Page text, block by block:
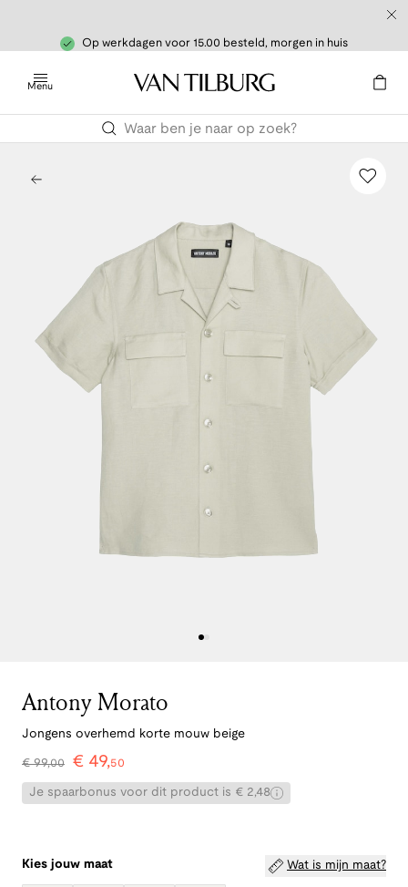
Op werkdagen voor 15.00 besteld, morgen in huis
Menu
Antony Morato
Jongens overhemd korte mouw beige
€99,00 € 49,50
Je spaarbonus voor dit product is € 2,48
Kies jouw maat Wat is mijn maat?